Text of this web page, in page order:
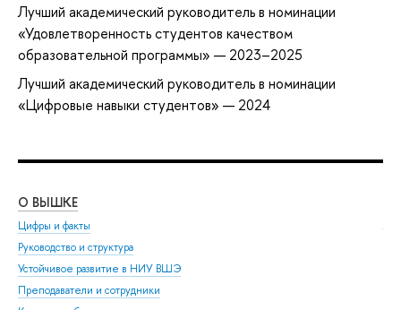
Лучший академический руководитель в номинации
«Удовлетворенность студентов качеством
образовательной программы» — 2023–2025
Лучший академический руководитель в номинации
«Цифровые навыки студентов» — 2024
О ВЫШКЕ
Цифры и факты
Руководство и структура
Устойчивое развитие в НИУ ВШЭ
Преподаватели и сотрудники